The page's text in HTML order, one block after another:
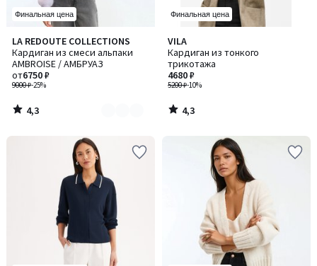
Финальная цена
LA REDOUTE COLLECTIONS
Кардиган из смеси альпаки
AMBROISE / АМБРУАЗ
9000 ₽-25%
от6750 ₽
4,3
/ 5
Количество
цветов:
5
4,3
/
Финальная цена
VILA
Кардиган из тонкого
трикотажа
5200 ₽-10%
4680 ₽
4,3
/ 5
4,3
/